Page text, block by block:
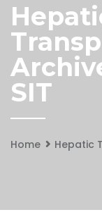
SIT
Home Hepatic